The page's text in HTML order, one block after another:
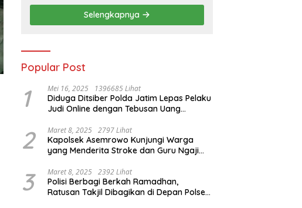
Arisan Bodong
Selengkapnya
Popular Post
1 Mei 16, 2025 1396685 Lihat
Diduga Ditsiber Polda Jatim Lepas Pelaku
Judi Online dengan Tebusan Uang
2 Maret 8, 2025 2797 Lihat
Kapolsek Asemrowo Kunjungi Warga
yang Menderita Stroke dan Guru Ngaji
3 Maret 8, 2025 2392 Lihat
Polisi Berbagi Berkah Ramadhan,
Ratusan Takjil Dibagikan di Depan Polsek